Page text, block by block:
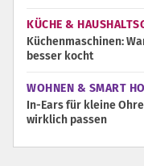
KÜCHE &
Küchenmaschinen:
besser kocht
WOHNEN & SMART
In-Ears für kleine
wirklich passen